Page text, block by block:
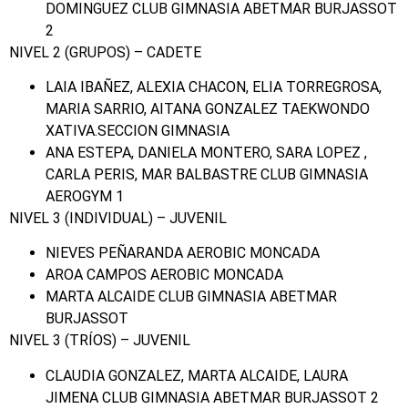
DOMINGUEZ CLUB GIMNASIA ABETMAR BURJASSOT
2
NIVEL 2 (GRUPOS) – CADETE
LAIA IBAÑEZ, ALEXIA CHACON, ELIA TORREGROSA,
MARIA SARRIO, AITANA GONZALEZ TAEKWONDO
XATIVA.SECCION GIMNASIA
ANA ESTEPA, DANIELA MONTERO, SARA LOPEZ ,
CARLA PERIS, MAR BALBASTRE CLUB GIMNASIA
AEROGYM 1
NIVEL 3 (INDIVIDUAL) – JUVENIL
NIEVES PEÑARANDA AEROBIC MONCADA
AROA CAMPOS AEROBIC MONCADA
MARTA ALCAIDE CLUB GIMNASIA ABETMAR
BURJASSOT
NIVEL 3 (TRÍOS) – JUVENIL
CLAUDIA GONZALEZ, MARTA ALCAIDE, LAURA
JIMENA CLUB GIMNASIA ABETMAR BURJASSOT 2